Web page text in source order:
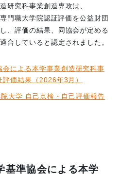
研究科事業創造専攻は、
門職大学院認証評価を公益財団
、評価の結果、同協会が定める
合していると認定されました。
による本学事業創造研究科事
価結果（2026年3月）
大学 自己点検・自己評価報告
基準協会による本学